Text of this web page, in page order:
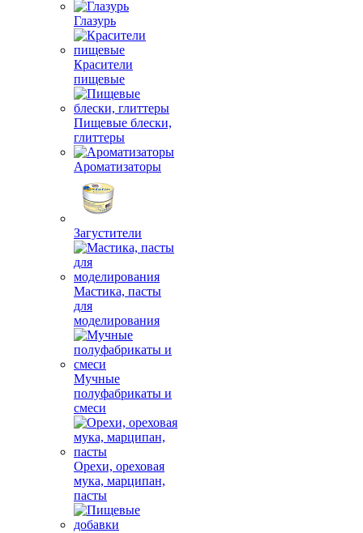
Глазурь
Красители
пищевые
Пищевые блески,
глиттеры
Ароматизаторы
Загустители
Мастика, пасты
для
моделирования
Мучные
полуфабрикаты и
смеси
Орехи, ореховая
мука, марципан,
пасты